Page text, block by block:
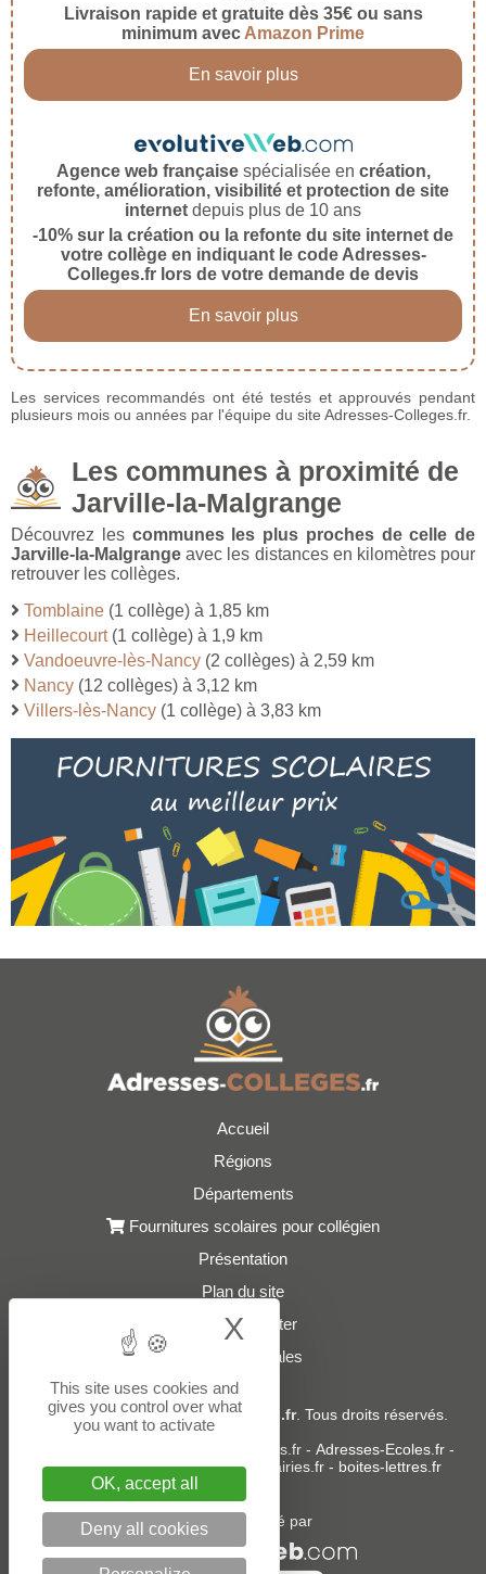
Livraison rapide et gratuite dès 35€ ou sans
minimum avec Amazon Prime
En savoir plus
Agence web françaisespécialisée en création,
refonte, amélioration, visibilité et protection de site
internet depuis plus de 10 ans
-10% sur la création ou la refonte du site internet de
votre collège en indiquant le code Adresses-
Colleges.fr lors de votre demande de devis
En savoir plus
Les services recommandés ont été testés et approuvés pendant
plusieurs mois ou années par l'équipe du site Adresses-Colleges.fr.
Les communes à proximité de
Jarville-la-Malgrange
Découvrez les communes les plus proches de celle de
Jarville-la-Malgrange avec les distances en kilomètres pour
retrouver les collèges.
Tomblaine (1 collège) à 1,85 km
Heillecourt(1 collège) à 1,9 km
Vandoeuvre-lès-Nancy (2 collèges) à 2,59 km
Nancy (12 collèges) à 3,12 km
Villers-lès-Nancy (1 collège) à 3,83 km
Accueil
Régions
Départements
Fournitures scolaires pour collégien
Présentation
Plan du site
Nous contacter
Mentions légales
© 2021 - 2026Adresses-Colleges.fr. Tous droits réservés.
donneespubliques.fr- Adresses-Ecoles.fr-
Adresses-Lycees.fr-Adresses-Mairies.fr- boites-lettres.fr
Un service édité par
This site uses cookies and
gives you control over what
you want to activate
OK, accept all
Deny all cookies
X Hide cookie